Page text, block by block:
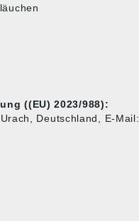
((EU) 2023/988):
Deutschland, E-Mail: